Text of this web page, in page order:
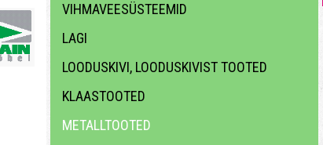
VIHMAVEESÜSTEEMID
LAGI
LOODUSKIVI, LOODUSKIVIST TOOTED
KLAASTOOTED
METALLTOOTED